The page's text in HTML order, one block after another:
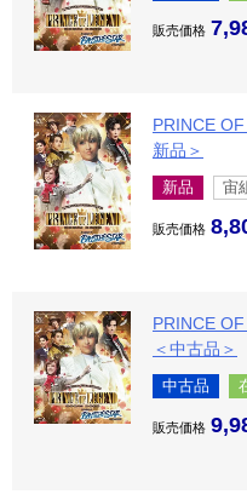
販売価格
PRINCE
新品＞
新品 宙
販売価格
PRINCE
＜中古品＞
中古品
販売価格